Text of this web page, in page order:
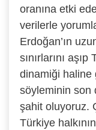
oranına etki
verilerle
Erdoğan’ın
sınırlarını
dinamiği haline
söyleminin son
şahit oluyoruz.
Türkiye